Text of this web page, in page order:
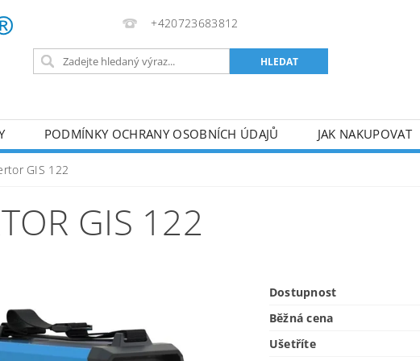
+420723683812
PODMÍNKY OCHRANY OSOBNÍCH ÚDAJŮ JAK NAKUPOVAT
AKUMULÁTOROVÉ NÁŘADÍ
RUČNÍ NÁŘADÍ AKU NÁŘADÍ
GIS 122
GIS 122
Dostupnost
Běžná cena
Ušetříte